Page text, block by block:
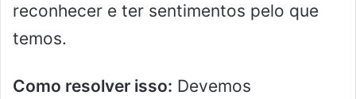
reconhecer e ter sentimentos pelo que
temos.
Como resolver isso: Devemos